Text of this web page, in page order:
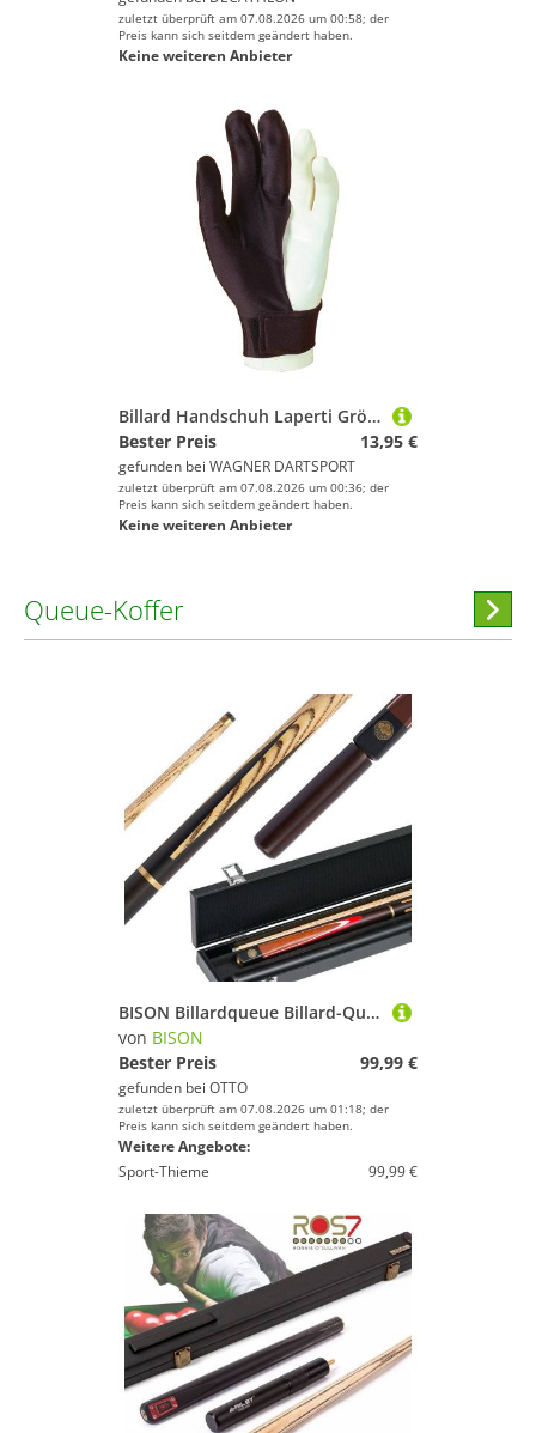
zuletzt überprüft am 07.08.2026 um 00:58; der
Preis kann sich seitdem geändert haben.
Keine weiteren Anbieter
Billard Handschuh Laperti Größe S - beidhändig
Bester Preis
13,95 €
gefunden bei WAGNER DARTSPORT
zuletzt überprüft am 07.08.2026 um 00:36; der
Preis kann sich seitdem geändert haben.
Keine weiteren Anbieter
Queue-Koffer
BISON Billardqueue Billard-Queue Spencer mit Koffer, Aus hochwertigem, amerikanischem Eschenholz
von BISON
Bester Preis
99,99 €
gefunden bei OTTO
zuletzt überprüft am 07.08.2026 um 01:18; der
Preis kann sich seitdem geändert haben.
Weitere Angebote:
Sport-Thieme
99,99 €